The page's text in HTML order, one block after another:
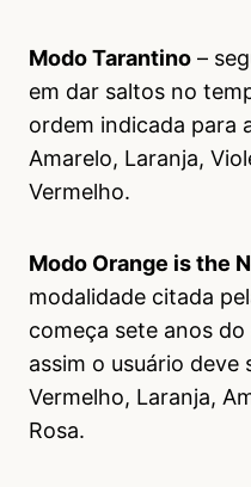
Modo Tarantino –
em dar saltos no
ordem indicada para
Amarelo, Laranja,
Vermelho.
Modo Orange is the
modalidade citada
começa sete anos
assim o usuário deve
Vermelho, Laranja,
Rosa.